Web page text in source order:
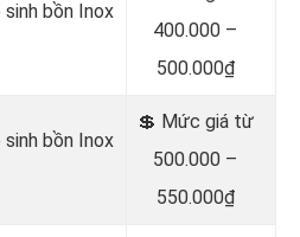
sinh bồn Inox
400.000 –
500.000₫
sinh bồn Inox
💲 Mức giá từ
500.000 –
550.000₫